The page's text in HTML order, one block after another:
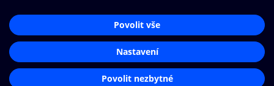
Přístupnost
Zásady zpracování osobních údajů
Nastavení cookies
Aplikace O2 Knihovna
Čti a poslouchej své e-knihy a
audioknihy rychleji a pohodlněji.